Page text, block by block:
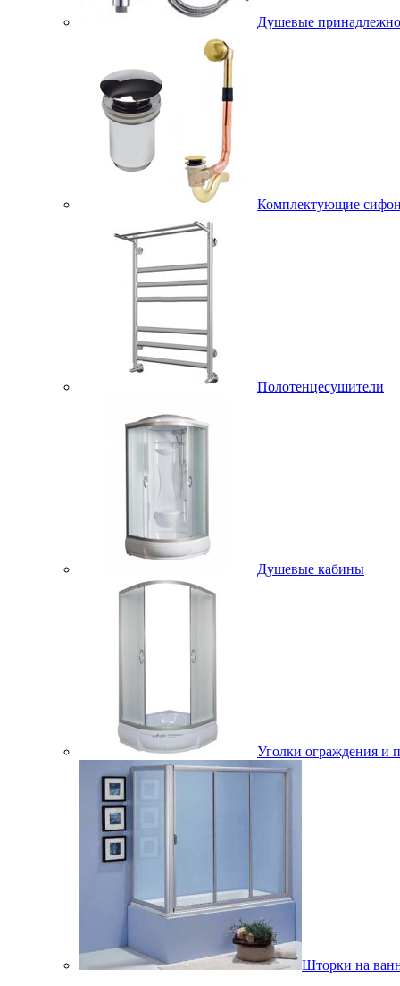
Душевые
Комплектующие
Полотенцесушители
Душевые кабины
Уголки ограждения и
Шторки на